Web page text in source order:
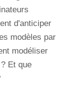
d'anticiper
modèles par
modéliser
Et que